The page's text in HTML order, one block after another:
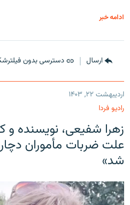
ادامه خبر
ارسال دسترسی بدون
اردیبهشت ۲۲, ۱۴۰۳
رادیو فردا
زهرا شفیعی، نویسنده و
علت ضربات مأموران
شد»